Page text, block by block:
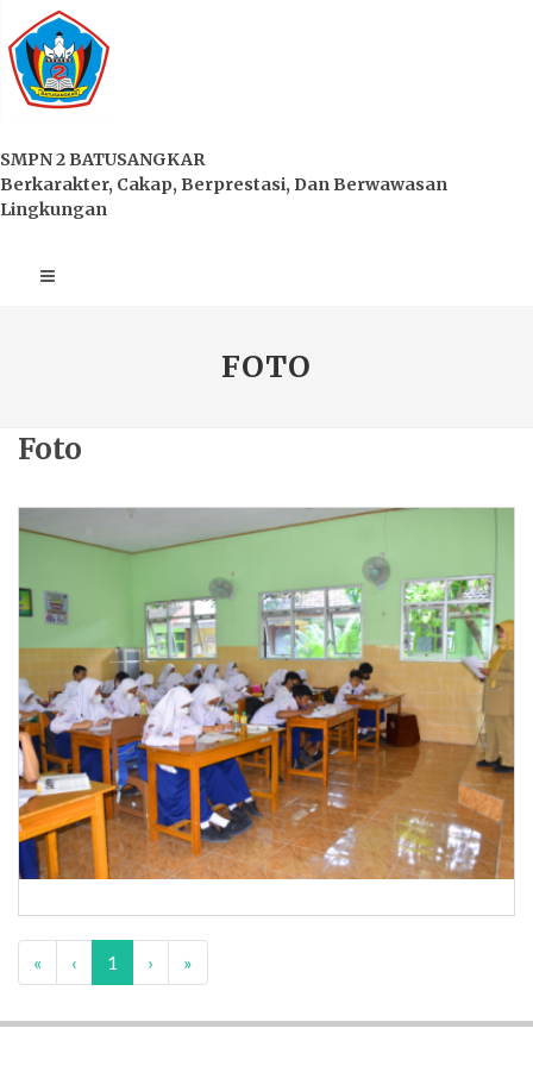
SMPN 2 BATUSANGKAR
Berkarakter, Cakap, Berprestasi, Dan Berwawasan
Lingkungan
FOTO
Foto
« ‹ 1 › »